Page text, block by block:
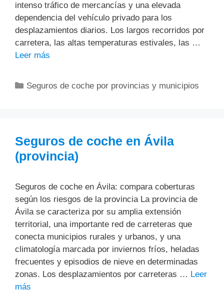
intenso tráfico de mercancías y una elevada
dependencia del vehículo privado para los
desplazamientos diarios. Los largos recorridos por
carretera, las altas temperaturas estivales, las …
Leer más
Categorías
Seguros de coche por provincias y municipios
Seguros de coche en Ávila
(provincia)
Seguros de coche en Ávila: compara coberturas
según los riesgos de la provincia La provincia de
Ávila se caracteriza por su amplia extensión
territorial, una importante red de carreteras que
conecta municipios rurales y urbanos, y una
climatología marcada por inviernos fríos, heladas
frecuentes y episodios de nieve en determinadas
zonas. Los desplazamientos por carreteras … Leer
más